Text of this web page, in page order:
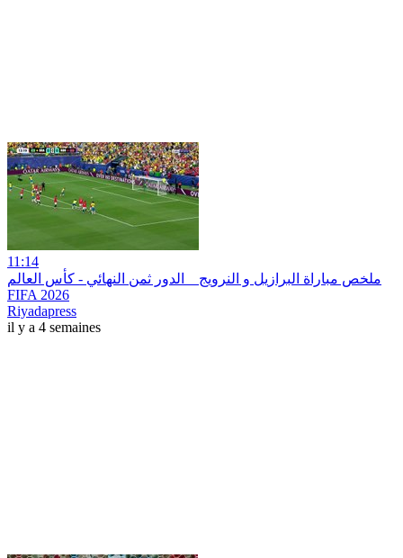
11:14
ملخص مباراة البرازيل و النرويج _ الدور ثمن النهائي - كأس العالم
FIFA 2026
Riyadapress
il y a 4 semaines